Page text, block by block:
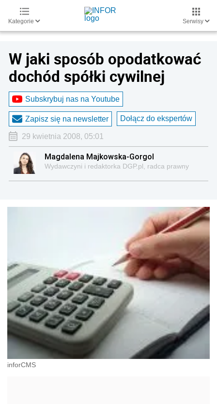
Kategorie Serwisy
W jaki sposób opodatkować
dochód spółki cywilnej
Subskrybuj nas na Youtube
Zapisz się na newsletter Dołącz do ekspertów
29 kwietnia 2008, 05:01
Magdalena Majkowska-Gorgol
Wydawczyni i redaktorka DGP.pl, radca prawny
inforCMS